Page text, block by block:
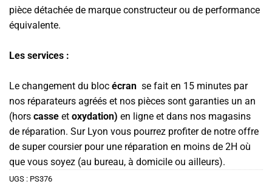
pièce détachée de marque constructeur ou de performance
équivalente.
Les services :
Le changement du bloc écran se fait en 15 minutes par
nos réparateurs agréés et nos pièces sont garanties un an
(hors casse et oxydation) en ligne et dans nos magasins
de réparation. Sur Lyon vous pourrez profiter de notre offre
de super coursier pour une réparation en moins de 2H où
que vous soyez (au bureau, à domicile ou ailleurs).
UGS : PS376